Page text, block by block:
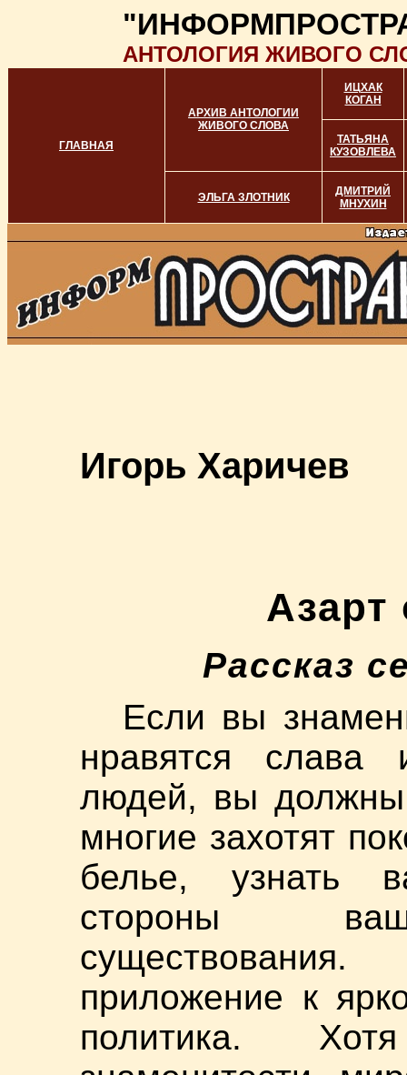
АНТОЛОГИЯ ЖИВОГО
ГЛАВНАЯ
АРХИВ АНТОЛОГИИ
ЖИВОГО СЛОВА
ИЦХАК
КОГАН
ТАТЬЯНА
КУЗОВЛЕВА
ЭЛЬГА ЗЛОТНИК
ДМИТРИЙ
МНУХИН
Игорь Харичев
Рассказ
Если вы
нравятся слава
людей, вы должны
многие захотят
белье, узнать
стороны
приложение к
политика.